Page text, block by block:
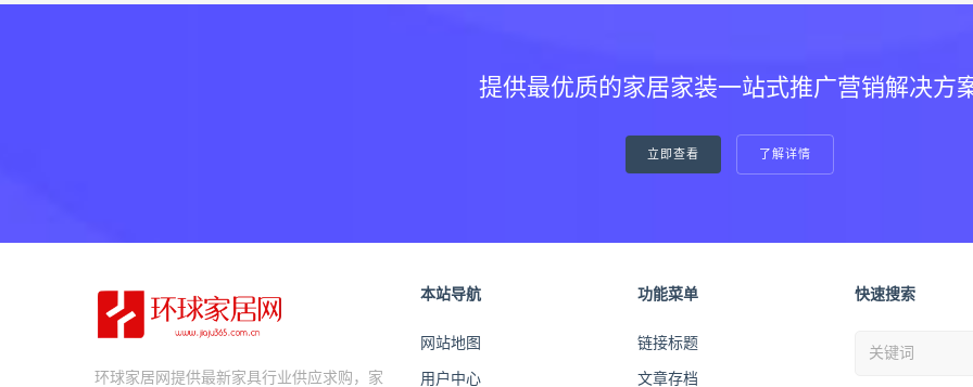
提供最优质的家居家装一站式推广营销解决方
立即查看 了解详情
环球家居网提供最新家具行业供应求购，家
本站导航
网站地图
用户中心
功能菜单
链接标题
文章存档
快速搜索